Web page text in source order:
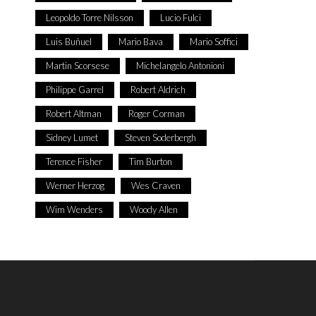
Leopoldo Torre Nilsson Lucio Fulci
Luis Buñuel Mario Bava Mario Soffici
Martin Scorsese Michelangelo Antonioni
Philippe Garrel Robert Aldrich
Robert Altman Roger Corman
Sidney Lumet Steven Soderbergh
Terence Fisher Tim Burton
Werner Herzog Wes Craven
Wim Wenders Woody Allen